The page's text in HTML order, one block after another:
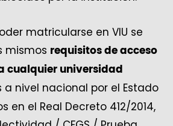
matricularse en VIU se
mismos requisitos de acceso
cualquier universidad
a nivel nacional por el Estado
en el Real Decreto 412/2014,